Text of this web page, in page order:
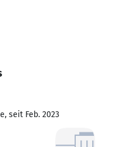
seit Feb. 2023